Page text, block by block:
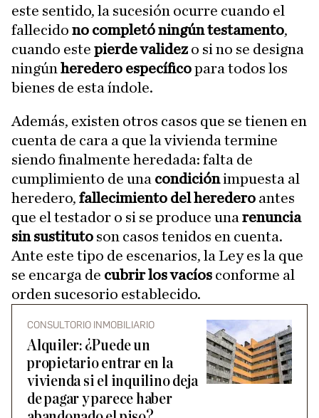
este sentido, la sucesión ocurre cuando el
fallecido no completó ningún testamento,
cuando este pierde validezo si no se designa
ningún heredero específicopara todos los
bienes de esta índole.
Además, existen otros casos que se tienen en
cuenta de cara a que la vivienda termine
siendo finalmente heredada: falta de
cumplimiento de una condiciónimpuesta al
heredero, fallecimiento del heredero antes
que el testador o si se produce una renuncia
sin sustituto son casos tenidos en cuenta.
Ante este tipo de escenarios, la Ley es la que
se encarga de cubrir los vacíos conforme al
orden sucesorio establecido.
CONSULTORIO INMOBILIARIO
Alquiler: ¿Puede un
propietario entrar en la
vivienda si el inquilino deja
de pagar y parece haber